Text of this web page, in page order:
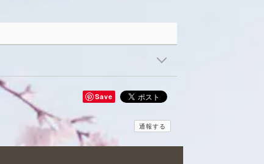
Save
通報する